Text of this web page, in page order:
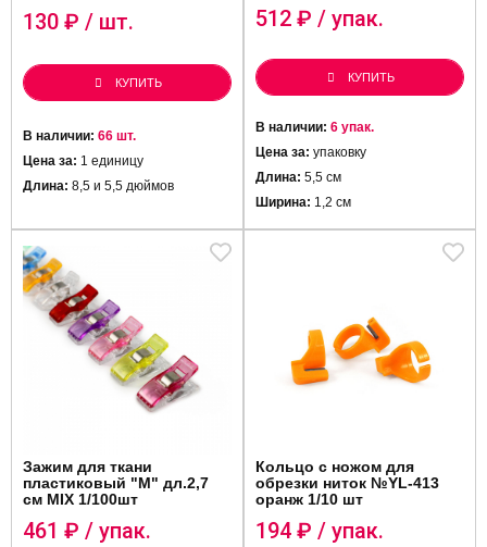
130 ₽ / шт.
КУПИТЬ
В наличии: 66 шт.
Цена за: 1 единицу
Длина: 8,5 и 5,5 дюймов
512 ₽ / упак.
КУПИТЬ
В наличии: 6 упак.
Цена за: упаковку
Длина: 5,5 см
Ширина: 1,2 см
Зажим для ткани
пластиковый "М" дл.2,7
см MIX 1/100шт
461 ₽ / упак.
Кольцо с ножом для
обрезки ниток №YL-413
оранж 1/10 шт
194 ₽ / упак.